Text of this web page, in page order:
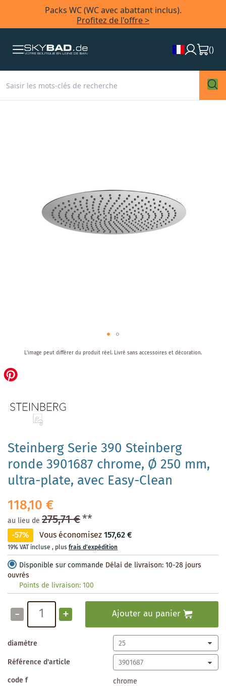
Packs WC (WC avec abattant inclus).
Profitez de l'offre >
()
Steinberg Serie 390 Steinberg
ronde 3901687 chrome, Ø 250 mm,
ultra-plate, avec Easy-Clean
118,10 €
au lieu de 275,71 €**
-57% Vous économisez157,62 €
19% VAT incluse , plusfrais d'expédition
Disponible sur commande Délai de livraison: 10-28 jours
ouvrés
Points de livraison:100
- + Ajouter au panier
diamètre
Référence d'article
code f
chrome
the
beginning
images
L'image peut différer du produit réel. Livré sans accessoires et décoration.